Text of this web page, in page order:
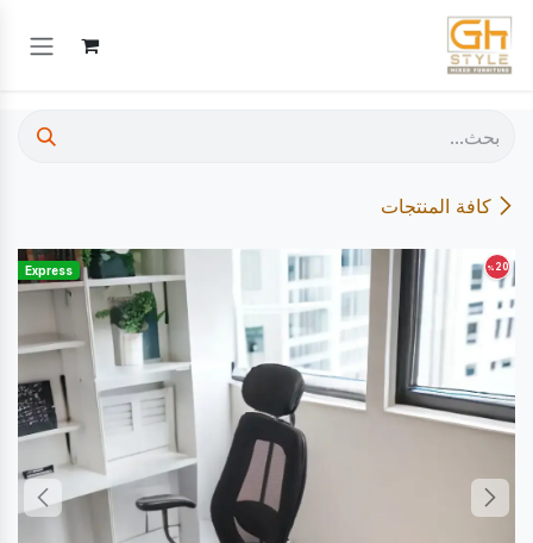
تخطي للذهاب إلى المحتوى
كافة المنتجات
Express 20
%